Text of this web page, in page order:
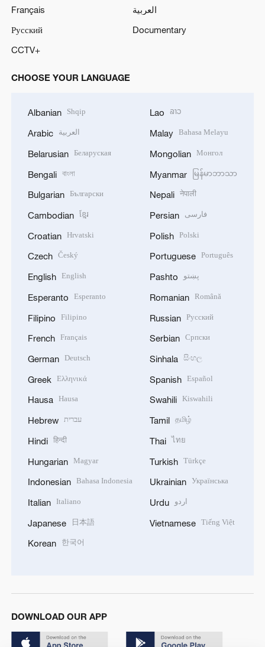
Français
العربية
Русский
Documentary
CCTV+
CHOOSE YOUR LANGUAGE
Albanian Shqip
Arabic العربية
Belarusian Беларуская
Bengali বাংলা
Bulgarian Български
Cambodian ខ្មែរ
Croatian Hrvatski
Czech Český
English English
Esperanto Esperanto
Filipino Filipino
French Français
German Deutsch
Greek Ελληνικά
Hausa Hausa
Hebrew עברית
Hindi हिन्दी
Hungarian Magyar
Indonesian Bahasa Indonesia
Italian Italiano
Japanese 日本語
Korean 한국어
Lao ລາວ
Malay Bahasa Melayu
Mongolian Монгол
Myanmar မြန်မာဘာသာ
Nepali नेपाली
Persian فارسی
Polish Polski
Portuguese Português
Pashto پښتو
Romanian Română
Russian Русский
Serbian Српски
Sinhala සිංහල
Spanish Español
Swahili Kiswahili
Tamil தமிழ்
Thai ไทย
Turkish Türkçe
Ukrainian Українська
Urdu اردو
Vietnamese Tiếng Việt
DOWNLOAD OUR APP